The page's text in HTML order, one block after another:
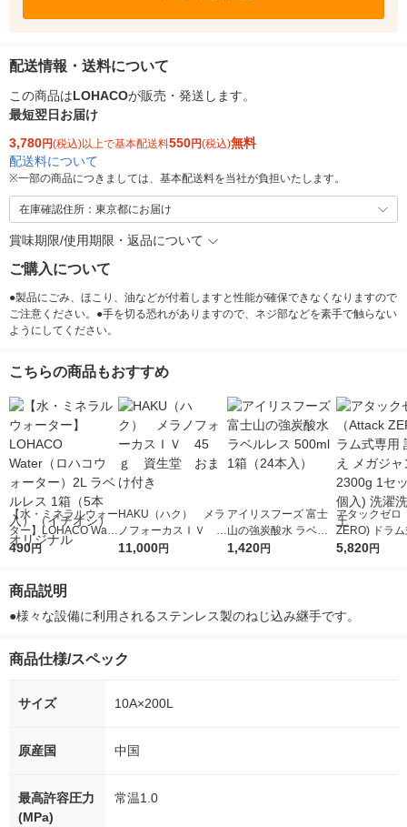
配送情報・送料について
この商品はLOHACOが販売・発送します。
最短翌日お届け
3,780円(税込)以上で基本配送料550円(税込)無料
配送料について
※一部の商品につきましては、基本配送料を当社が負担いたします。
在庫確認住所：東京都にお届け
賞味期限/使用期限・返品について
ご購入について
●製品にごみ、ほこり、油などが付着しますと性能が確保できなくなりますので
ご注意ください。●手を切る恐れがありますので、ネジ部などを素手で触らない
ようにしてください。
こちらの商品もおすすめ
【水・ミネラルウォー
ター】LOHACO Wate
r（ロハコウォータ
シ） オリジナル
490円
HAKU（ハク） メラ
ノフォーカスＩＶ 4
5ｇ 資生堂 おまけ
11,000円
アイリスフーズ 富士
山の強炭酸水 ラベル
レス 500ml 1箱（24
1,420円
アタックゼロ
ZERO) ドラ
詰め替え メガ
5,820円
商品説明
●様々な設備に利用されるステンレス製のねじ込み継手です。
商品仕様/スペック
サイズ 10A×200L
原産国 中国
最高許容圧力
(MPa)
常温1.0